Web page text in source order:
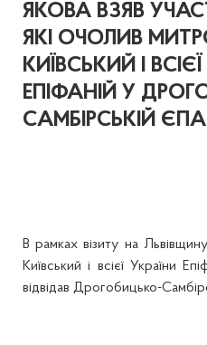
ЯКОВА ВЗЯВ
ЯКІ ОЧОЛИВ
КИЇВСЬКИЙ І
ЕПІФАНІЙ У
САМБІРСЬКІЙ
В рамках візиту на
Київський і всієї України
відвідав Дрогобицько-